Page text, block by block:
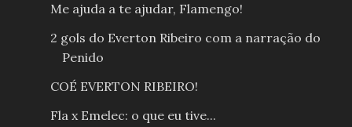
Me ajuda a te ajudar, Flamengo!
2 gols do Everton Ribeiro com a narração do
Penido
COÉ EVERTON RIBEIRO!
Fla x Emelec: o que eu tive...